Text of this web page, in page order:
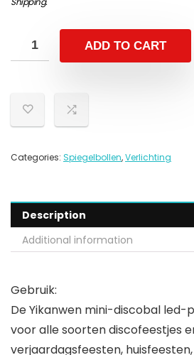
ADD TO CART
Categories: Spiegelbollen,Verlichting
Description
Additional information
Gebruik:
De Yikanwen mini-discobal
voor alle soorten discofeestjes
verjaardagsfeesten,